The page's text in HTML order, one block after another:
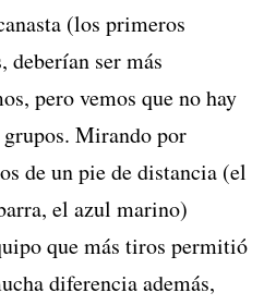
(los primeros
deberían ser más
pero vemos que no hay
Mirando por
de un pie de distancia (el
el azul marino)
que más tiros permitió
diferencia además,